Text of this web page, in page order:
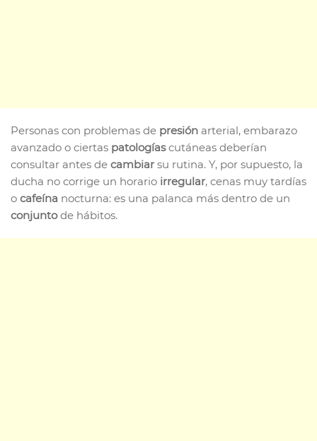
Personas con problemas de presión arterial, embarazo
avanzado o ciertas patologíascutáneas deberían
consultar antes de cambiar su rutina. Y, por supuesto, la
ducha no corrige un horario irregular, cenas muy tardías
o cafeína nocturna: es una palanca más dentro de un
conjuntode hábitos.